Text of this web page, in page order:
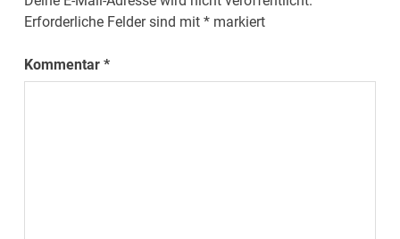
Erforderliche Felder sind mit* markiert
Kommentar*